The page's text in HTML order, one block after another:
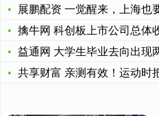
展鹏配资 一觉醒来，上海也
擒牛网 科创板上市公司总体收入
益通网 大学生毕业去向出现两
共享财富 亲测有效！运动时把